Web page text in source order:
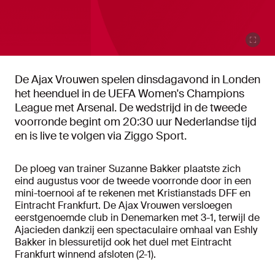
De Ajax Vrouwen spelen dinsdagavond in Londen
het heenduel in de UEFA Women's Champions
League met Arsenal. De wedstrijd in de tweede
voorronde begint om 20:30 uur Nederlandse tijd
en is live te volgen via Ziggo Sport.
De ploeg van trainer Suzanne Bakker plaatste zich
eind augustus voor de tweede voorronde door in een
mini-toernooi af te rekenen met Kristianstads DFF en
Eintracht Frankfurt. De Ajax Vrouwen versloegen
eerstgenoemde club in Denemarken met 3-1, terwijl de
Ajacieden dankzij een spectaculaire omhaal van Eshly
Bakker in blessuretijd ook het duel met Eintracht
Frankfurt winnend afsloten (2-1).